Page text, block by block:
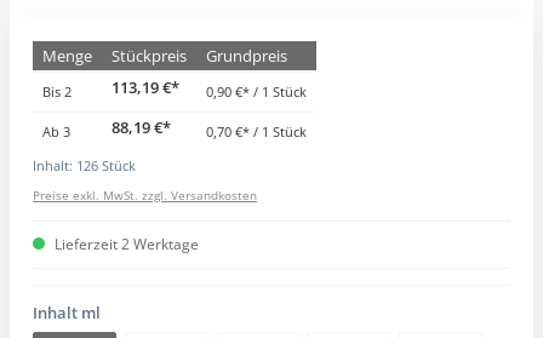
Menge Stückpreis Grundpreis
Bis 2 113,19 €* 0,90 €* / 1 Stück
Ab3 88,19 €*
0,70 €* / 1 Stück
Inhalt: 126 Stück
Preise exkl. MwSt. zzgl. Versandkosten
Lieferzeit 2 Werktage
Inhalt ml